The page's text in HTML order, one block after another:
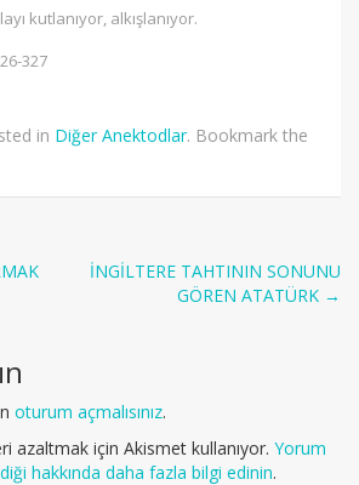
kutlanıyor, alkışlanıyor.
327
in Diğer Anektodlar. Bookmark the
İNGİLTERE TAHTININ SONUNU
GÖREN ATATÜRK →
oturum açmalısınız.
azaltmak için Akismet kullanıyor. Yorum
hakkında daha fazla bilgi edinin.